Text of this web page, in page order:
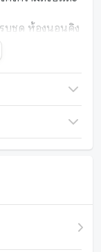
บชุด ห้องนอนคิง
น และเครื่องใช้
ภาพสูง
โรง
The Icon III